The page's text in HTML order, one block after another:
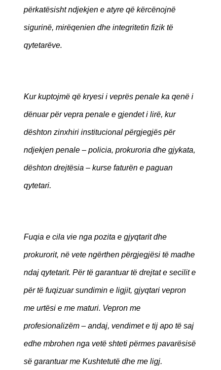
përkatësisht ndjekjen e atyre që kërcënojnë
sigurinë, mirëqenien dhe integritetin fizik të
qytetarëve.
Kur kuptojmë që kryesi i veprës penale ka qenë i
dënuar për vepra penale e gjendet i lirë, kur
dështon zinxhiri institucional përgjegjës për
ndjekjen penale – policia, prokuroria dhe gjykata,
dështon drejtësia – kurse faturën e paguan
qytetari.
Fuqia e cila vie nga pozita e gjyqtarit dhe
prokurorit, në vete ngërthen përgjegjësi të madhe
ndaj qytetarit. Për të garantuar të drejtat e secilit e
për të fuqizuar sundimin e ligjit, gjyqtari vepron
me urtësi e me maturi. Vepron me
profesionalizëm – andaj, vendimet e tij apo të saj
edhe mbrohen nga vetë shteti përmes pavarësisë
së garantuar me Kushtetutë dhe me ligj.